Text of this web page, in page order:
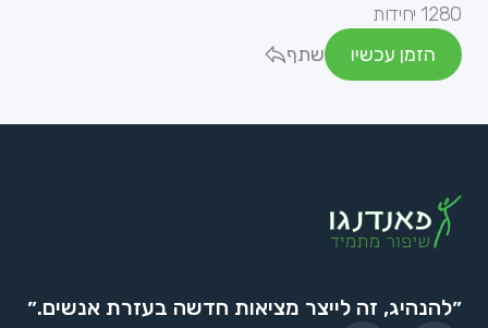
1280 יחידות
הזמן עכשיו
שתף
״להנהיג, זה לייצר מציאות חדשה בעזרת אנשים.״